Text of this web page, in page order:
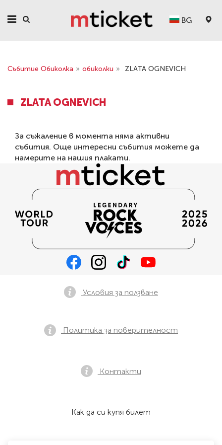
BG
Събитие Обиколка » обиколки » ZLATA OGNEVICH
ZLATA OGNEVICH
За съжаление в момента няма активни
събития. Още интересни събития можете да
намерите на нашия плакати.
Условия за ползване
Политика за поверителност
Контакти
Как да си купя билет